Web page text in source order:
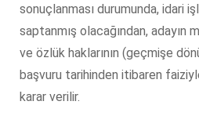
sonuçlanması durumunda, idari
saptanmış olacağından, adayın
ve özlük haklarının (geçmişe
başvuru tarihinden itibaren
karar verilir.